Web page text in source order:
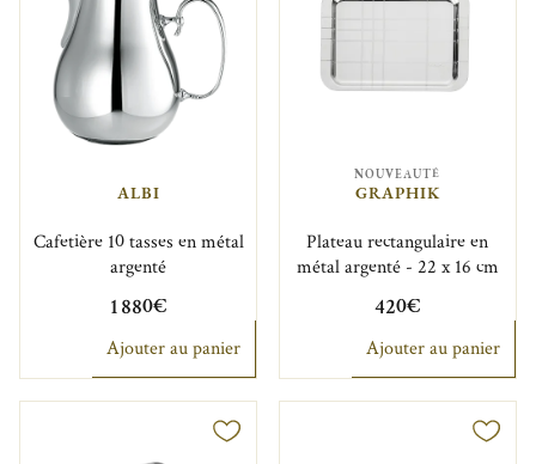
ALBI
Cafetière 10 tasses en métal
argenté
1 880€
Ajouter au panier
NOUVEAUTÉ
GRAPHIK
Plateau rectangulaire en
métal argenté - 22 x 16 cm
420€
Ajouter au panier